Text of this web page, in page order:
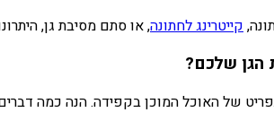
קייטרינג לחתונה, או סתם מסיבת גן,
הגן שלכם?
של האוכל המוכן בקפידה. הנה כמה